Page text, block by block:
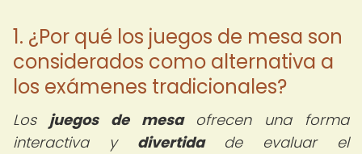
1. ¿Por qué los juegos de mesa son
considerados como alternativa a
los exámenes tradicionales?
Los juegos de mesaofrecen una forma
interactiva y divertidade evaluar el